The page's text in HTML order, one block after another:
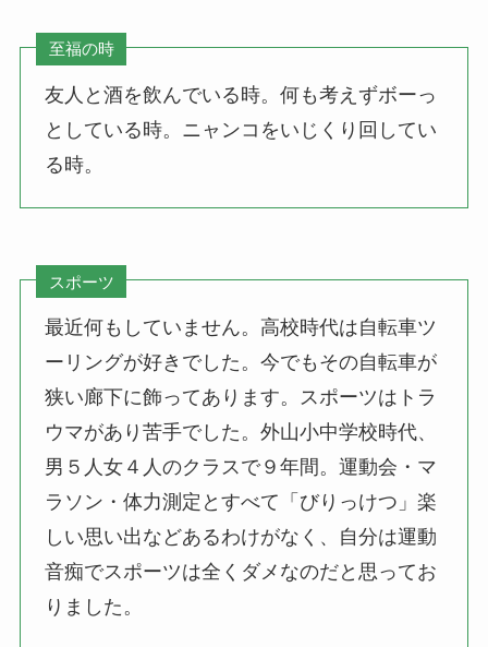
至福の時
友人と酒を飲んでいる時。何も考えずボーっ
としている時。ニャンコをいじくり回してい
る時。
スポーツ
最近何もしていません。高校時代は自転車ツ
ーリングが好きでした。今でもその自転車が
狭い廊下に飾ってあります。スポーツはトラ
ウマがあり苦手でした。外山小中学校時代、
男５人女４人のクラスで９年間。運動会・マ
ラソン・体力測定とすべて「びりっけつ」楽
しい思い出などあるわけがなく、自分は運動
音痴でスポーツは全くダメなのだと思ってお
りました。